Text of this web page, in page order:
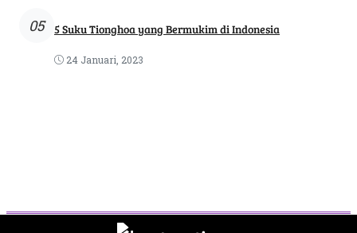
05 5 Suku Tionghoa yang Bermukim di Indonesia
24 Januari, 2023